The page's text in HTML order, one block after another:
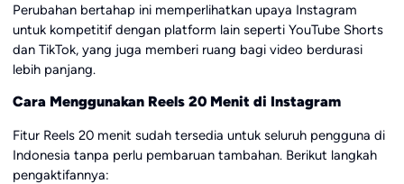
Perubahan bertahap ini memperlihatkan upaya Instagram
untuk kompetitif dengan platform lain seperti YouTube Shorts
dan TikTok, yang juga memberi ruang bagi video berdurasi
lebih panjang.
Cara Menggunakan Reels 20 Menit di Instagram
Fitur Reels 20 menit sudah tersedia untuk seluruh pengguna di
Indonesia tanpa perlu pembaruan tambahan. Berikut langkah
pengaktifannya: